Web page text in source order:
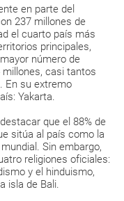
en parte del
237 millones de
el cuarto país más
principales,
número de
casi tantos
En su extremo
Yakarta.
que el 88% de
sitúa al país como la
Sin embargo,
religiones oficiales:
y el hinduismo,
isla de Bali.